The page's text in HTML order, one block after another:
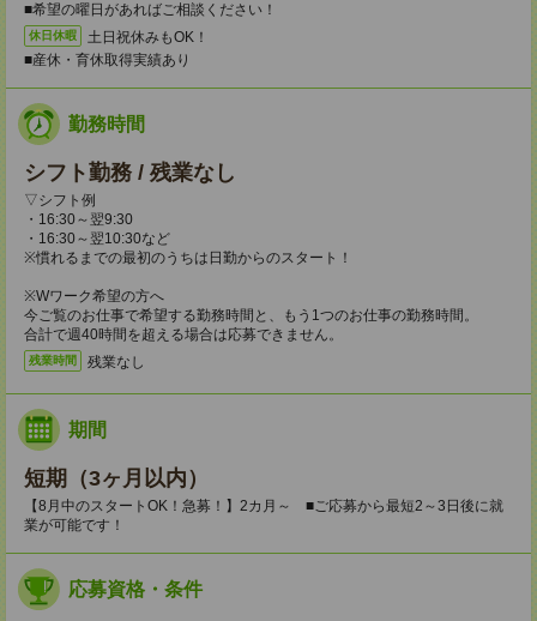
■希望の曜日があればご相談ください！
休日休暇
土日祝休みもOK！
■産休・育休取得実績あり
勤務時間
シフト勤務 / 残業なし
▽シフト例
・16:30～翌9:30
・16:30～翌10:30など
※慣れるまでの最初のうちは日勤からのスタート！
※Wワーク希望の方へ
今ご覧のお仕事で希望する勤務時間と、もう1つのお仕事の勤務時間。
合計で週40時間を超える場合は応募できません。
残業時間 残業なし
期間
短期（3ヶ月以内）
【8月中のスタートOK！急募！】2カ月～ ■ご応募から最短2～3日後に就
業が可能です！
応募資格・条件